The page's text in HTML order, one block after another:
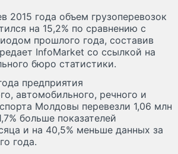
2015 года объем грузоперевозок
на 15,2% по сравнению с
прошлого года, составив
InfoMarket со ссылкой на
бюро статистики.
предприятия
автомобильного, речного и
Молдовы перевезли 1,06 млн
больше показателей
и на 40,5% меньше данных за
года.